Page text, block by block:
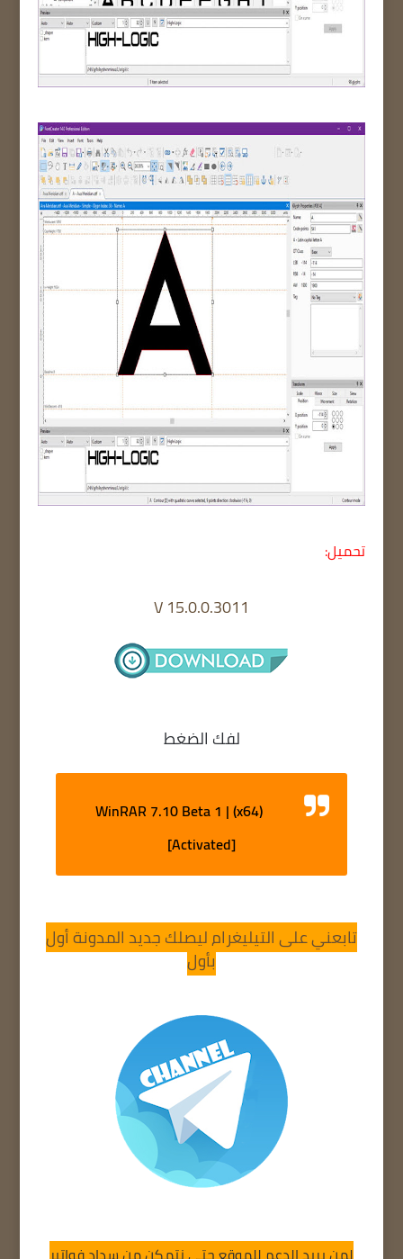
تحميل:
V 15.0.0.3011
لفك الضغط
WinRAR 7.10 Beta 1 | (x64)
[Activated]
تابعني على التيليغرام ليصلك جديد المدونة أول
بأول